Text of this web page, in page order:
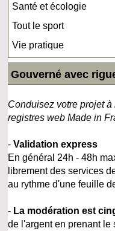
Santé et écologie
Tout le sport
Vie pratique
Gouverné avec
Conduisez votre projet
registres web Made in
-Validation express
En général 24h - 48h
librement des services
au rythme d'une feuille
- La modération est
de l'argent en prenant